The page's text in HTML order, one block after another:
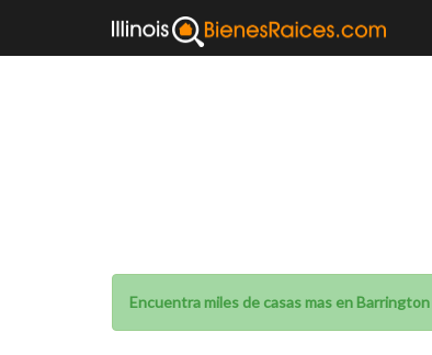
Encuentra miles de casas mas en